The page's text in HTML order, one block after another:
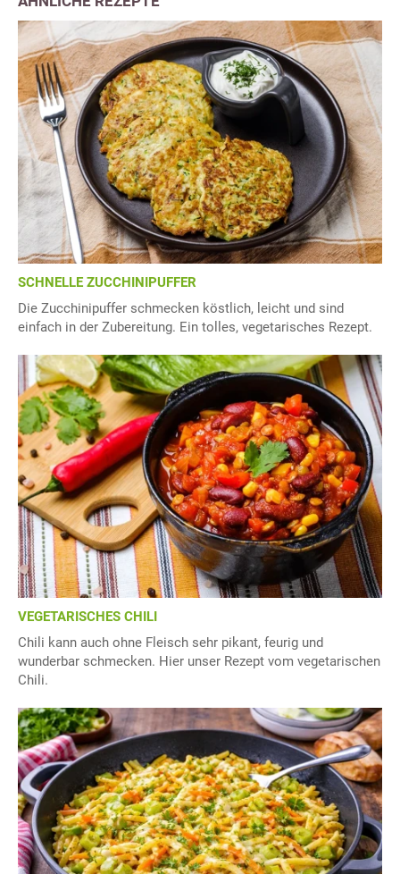
SCHNELLE ZUCCHINIPUFFER
Die Zucchinipuffer schmecken köstlich, leicht und sind
einfach in der Zubereitung. Ein tolles, vegetarisches Rezept.
VEGETARISCHES CHILI
Chili kann auch ohne Fleisch sehr pikant, feurig und
wunderbar schmecken. Hier unser Rezept vom vegetarischen
Chili.